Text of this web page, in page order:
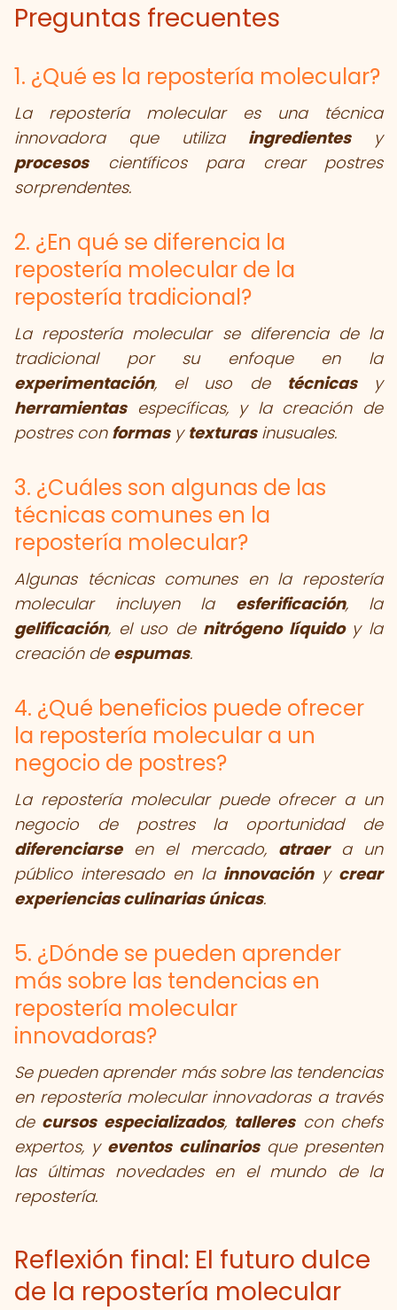
Preguntas frecuentes
1. ¿Qué es la repostería molecular?
La repostería molecular es una técnica
innovadora que utiliza ingredientesy
procesoscientíficos para crear postres
sorprendentes.
2. ¿En qué se diferencia la
repostería molecular de la
repostería tradicional?
La repostería molecular se diferencia de la
tradicional por su enfoque en la
experimentación, el uso de técnicasy
herramientasespecíficas, y la creación de
postres con formasy texturasinusuales.
3. ¿Cuáles son algunas de las
técnicas comunes en la
repostería molecular?
Algunas técnicas comunes en la repostería
molecular incluyen la esferificación, la
gelificación, el uso de nitrógeno líquidoy la
creación de espumas.
4. ¿Qué beneficios puede ofrecer
la repostería molecular a un
negocio de postres?
La repostería molecular puede ofrecer a un
negocio de postres la oportunidad de
diferenciarseen el mercado, atraera un
público interesado en la innovacióny crear
experiencias culinarias únicas.
5. ¿Dónde se pueden aprender
más sobre las tendencias en
repostería molecular
innovadoras?
Se pueden aprender más sobre las tendencias
en repostería molecular innovadoras a través
de cursos especializados, tallerescon chefs
expertos, y eventos culinariosque presenten
las últimas novedades en el mundo de la
repostería.
Reflexión final: El futuro dulce
de la repostería molecular